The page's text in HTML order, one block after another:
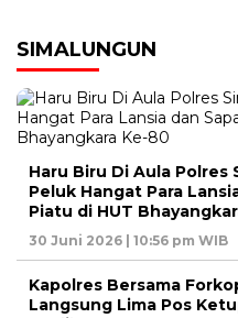
SIMALUNGUN
Haru Biru Di Aula Polres
Peluk Hangat Para
Piatu di HUT
30 Juni 2026 | 10:56 pm WIB
Kapolres Bersama
Langsung Lima Pos